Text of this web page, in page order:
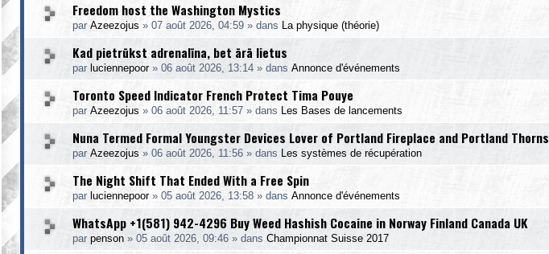
Freedom host the Washington Mystics
par Azeezojus » 07 août 2026, 04:59 » dans La physique (théorie)
Kad pietrūkst adrenalīna, bet ārā lietus
par luciennepoor» 06 août 2026, 13:14 » dans Annonce d'événements
Toronto Speed Indicator French Protect Tima Pouye
par Azeezojus » 06 août 2026, 11:57 » dans Les Bases de lancements
Nuna Termed Formal Youngster Devices Lover of Portland Fireplace and Portland Thorns
par Azeezojus » 06 août 2026, 11:56 » dans Les systèmes de récupération
The Night Shift That Ended With a Free Spin
par luciennepoor» 05 août 2026, 13:58 » dans Annonce d'événements
WhatsApp +1(581) 942-4296 Buy Weed Hashish Cocaine in Norway Finland Canada UK
par penson » 05 août 2026, 09:46 » dans Championnat Suisse 2017